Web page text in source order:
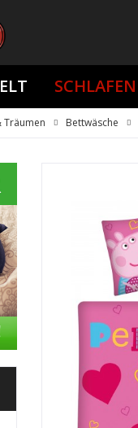
Träumen Bettwäsche